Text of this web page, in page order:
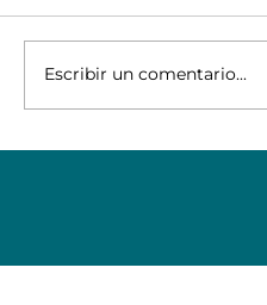
Escribir un comentario...